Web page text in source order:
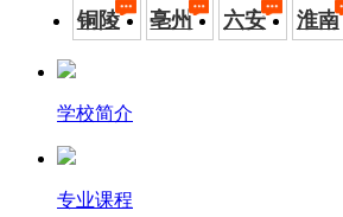
铜陵 亳州 六安 淮南
学校简介
专业课程